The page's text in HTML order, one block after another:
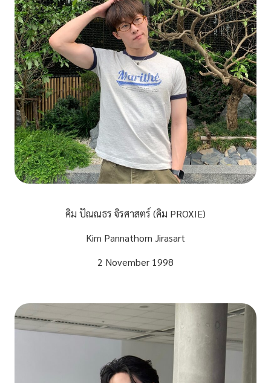
คิม ปัณณธร จิรศาสตร์ (คิม PROXIE)
Kim Pannathorn Jirasart
2 November 1998